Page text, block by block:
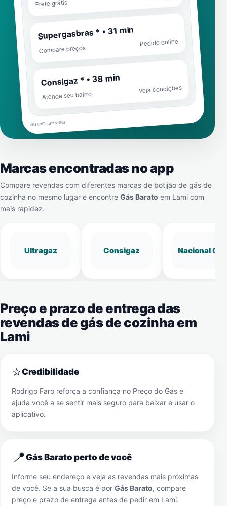
Frete grátis
Supergasbras * • 31 min
Compare preços
Pedido online
Consigaz * • 38 min
Atende seu bairro
Veja condições
Imagem ilustrativa
Marcas encontradas no app
Compare revendas com diferentes marcas de botijão de gás de
cozinha no mesmo lugar e encontre Gás Barato em Lami com
mais rapidez.
Ultragaz Consigaz Nacional Gás
Preço e prazo de entrega das
revendas de gás de cozinha em
Lami
⭐Credibilidade
Rodrigo Faro reforça a confiança no Preço do Gás e
ajuda você a se sentir mais seguro para baixar e usar o
aplicativo.
📍Gás Barato perto de você
Informe seu endereço e veja as revendas mais próximas
de você. Se a sua busca é por Gás Barato, compare
preço e prazo de entrega antes de pedir em Lami.